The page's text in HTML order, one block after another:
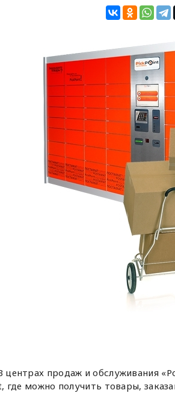
центрах продаж и обслуживания
где можно получить товары,